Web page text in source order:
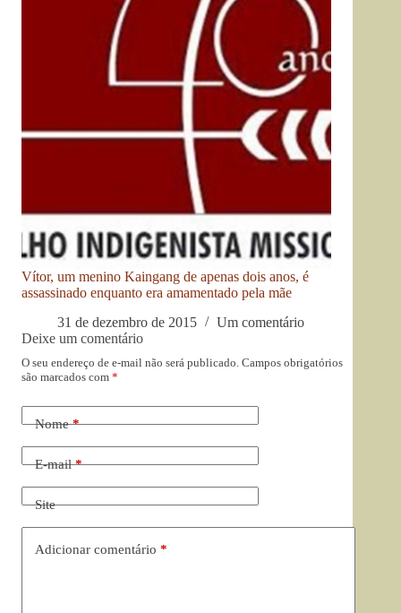
Vítor, um menino Kaingang de apenas dois anos, é
assassinado enquanto era amamentado pela mãe
31 de dezembro de 2015
Um comentário
Deixe um comentário
O seu endereço de e-mail não será publicado. Campos obrigatórios
são marcados com *
Nome*
E-mail*
Site
Adicionar comentário *